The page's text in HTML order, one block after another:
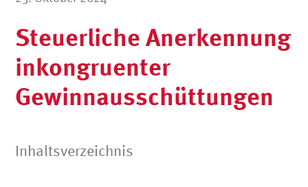
Steuerliche Anerkennung
inkongruenter
Gewinnausschüttungen
Inhaltsverzeichnis